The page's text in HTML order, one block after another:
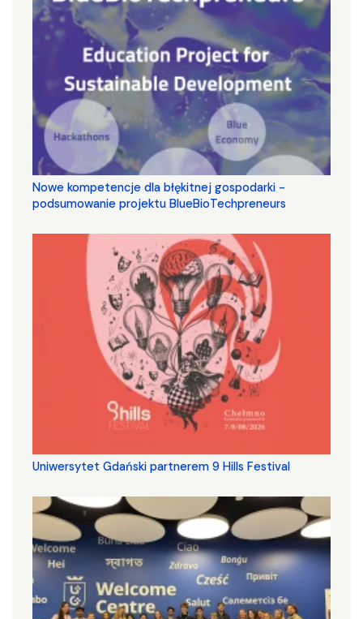
Nowe kompetencje dla błękitnej gospodarki -
podsumowanie projektu BlueBioTechpreneurs
Uniwersytet Gdański partnerem 9 Hills Festival